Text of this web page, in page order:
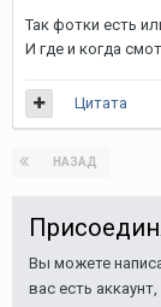
Так фотки есть
И где и когда
Цитата
НАЗАД
Вы можете
вас есть аккаунт,